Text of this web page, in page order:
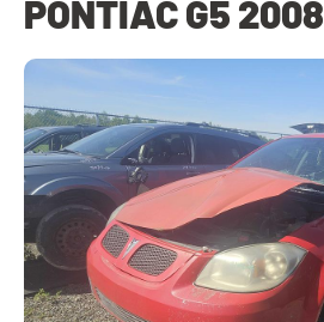
PONTIAC G5 2008